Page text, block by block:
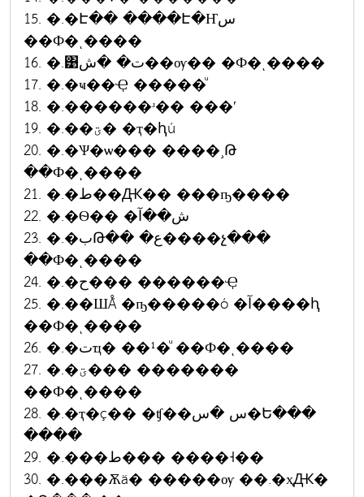
15. �.�Է�� ����Է�Ҥس
��Ф�ͺ����
16. �.͹ت� �ش��ѹ�� �Ф�ͺ����
17. �.�ҹ��Ҿ �����ͧ
18. �.������ʴ�� ���ʹ
19. �.��ؾ� �ҭ�ԧú
20. �.�Ѱ�ѡ��� ����¸Թ
��Ф�ͺ����
21. �.�ط��Ԫ�� ���ҧ����
22. �.�Ѳ�� �ش��آ
23. �.�بԹ�� �ع����չ���
��Ф�ͺ����
24. �.�ح��� ������Ҿ
25. �.��ШǺ �ҧ�����ó �آ����ԧ
��Ф�ͺ����
26. �.�تҵ� ��¹�ͧ ��Ф�ͺ����
27. �.�ؾ��� �������
��Ф�ͺ����
28. �.�ҭ�ç�� �ʧ��س �س�Ե���
����
29. �.���ط��� ����˧��
30. �.���Ѫä� �����ѹ ��.�ҳԪ�